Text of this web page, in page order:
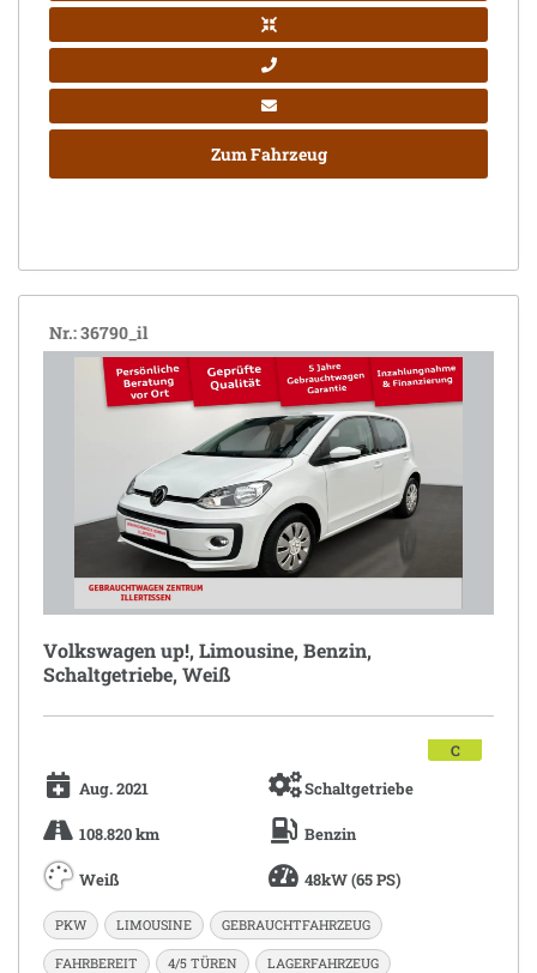
Zum Fahrzeug
Nr.: 36790_il
Volkswagen up!, Limousine, Benzin,
Schaltgetriebe, Weiß
Aug. 2021 Schaltgetriebe
108.820 km Benzin
Weiß 48kW (65 PS)
C
PKW LIMOUSINE GEBRAUCHTFAHRZEUG
FAHRBEREIT 4/5 TÜREN LAGERFAHRZEUG